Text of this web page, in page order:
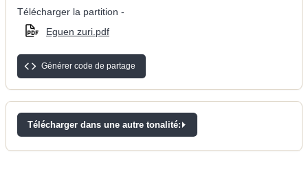
Télécharger la partition -
Eguen zuri.pdf
Générer code de partage
Télécharger dans une autre tonalité: